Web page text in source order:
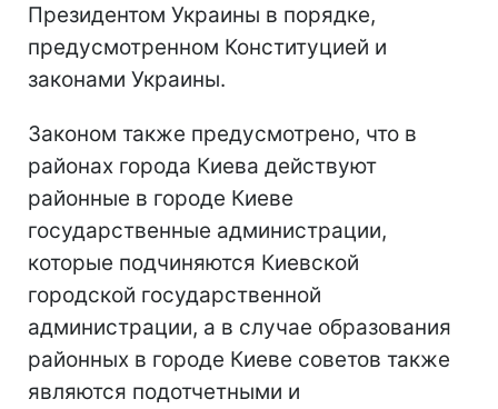
Президентом Украины в порядке,
предусмотренном Конституцией и
законами Украины.
Законом также предусмотрено, что в
районах города Киева действуют
районные в городе Киеве
государственные администрации,
которые подчиняются Киевской
городской государственной
администрации, а в случае образования
районных в городе Киеве советов также
являются подотчетными и